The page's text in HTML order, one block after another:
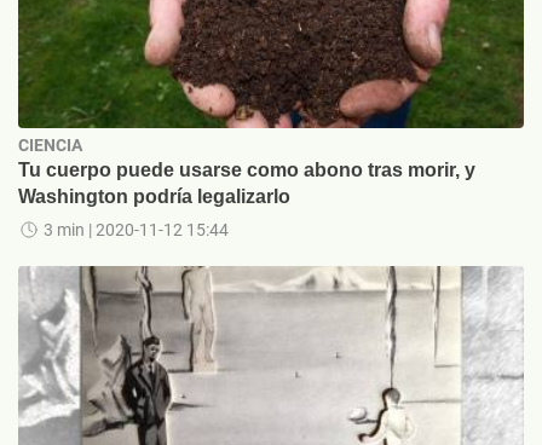
CIENCIA
Tu cuerpo puede usarse como abono tras morir, y
Washington podría legalizarlo
3 min | 2020-11-12 15:44